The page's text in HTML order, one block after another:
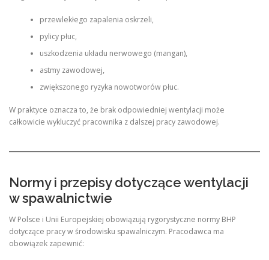
przewlekłego zapalenia oskrzeli,
pylicy płuc,
uszkodzenia układu nerwowego (mangan),
astmy zawodowej,
zwiększonego ryzyka nowotworów płuc.
W praktyce oznacza to, że brak odpowiedniej wentylacji może
całkowicie wykluczyć pracownika z dalszej pracy zawodowej.
Normy i przepisy dotyczące wentylacji
w spawalnictwie
W Polsce i Unii Europejskiej obowiązują rygorystyczne normy BHP
dotyczące pracy w środowisku spawalniczym. Pracodawca ma
obowiązek zapewnić: